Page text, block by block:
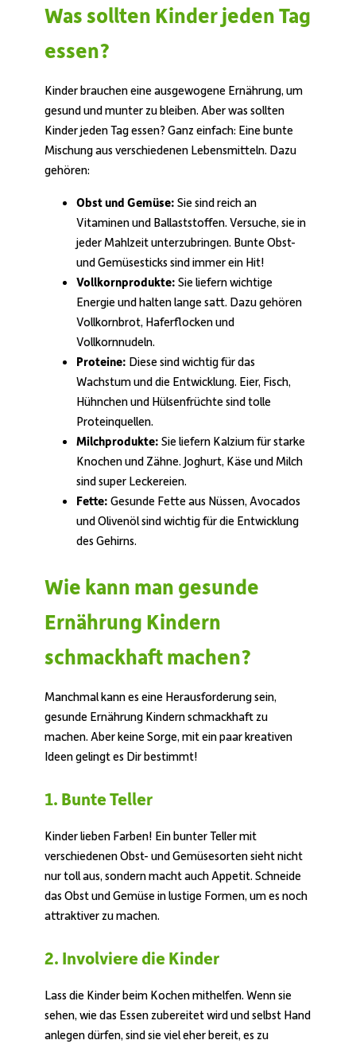
Was sollten Kinder jeden Tag
essen?
Kinder brauchen eine ausgewogene Ernährung, um
gesund und munter zu bleiben. Aber was sollten
Kinder jeden Tag essen? Ganz einfach: Eine bunte
Mischung aus verschiedenen Lebensmitteln. Dazu
gehören:
Obst und Gemüse: Sie sind reich an
Vitaminen und Ballaststoffen. Versuche, sie in
jeder Mahlzeit unterzubringen. Bunte Obst-
und Gemüsesticks sind immer ein Hit!
Vollkornprodukte: Sie liefern wichtige
Energie und halten lange satt. Dazu gehören
Vollkornbrot, Haferflocken und
Vollkornnudeln.
Proteine: Diese sind wichtig für das
Wachstum und die Entwicklung. Eier, Fisch,
Hühnchen und Hülsenfrüchte sind tolle
Proteinquellen.
Milchprodukte: Sie liefern Kalzium für starke
Knochen und Zähne. Joghurt, Käse und Milch
sind super Leckereien.
Fette: Gesunde Fette aus Nüssen, Avocados
und Olivenöl sind wichtig für die Entwicklung
des Gehirns.
Wie kann man gesunde
Ernährung Kindern
schmackhaft machen?
Manchmal kann es eine Herausforderung sein,
gesunde Ernährung Kindern schmackhaft zu
machen. Aber keine Sorge, mit ein paar kreativen
Ideen gelingt es Dir bestimmt!
1. Bunte Teller
Kinder lieben Farben! Ein bunter Teller mit
verschiedenen Obst- und Gemüsesorten sieht nicht
nur toll aus, sondern macht auch Appetit. Schneide
das Obst und Gemüse in lustige Formen, um es noch
attraktiver zu machen.
2. Involviere die Kinder
Lass die Kinder beim Kochen mithelfen. Wenn sie
sehen, wie das Essen zubereitet wird und selbst Hand
anlegen dürfen, sind sie viel eher bereit, es zu